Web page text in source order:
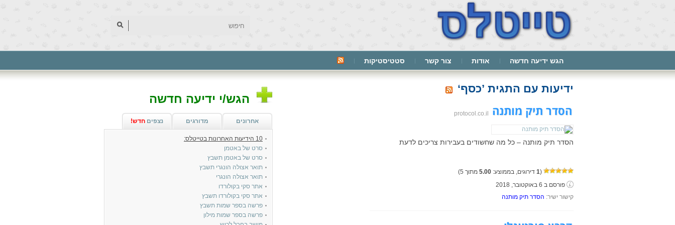
הגש ידיעה חדשה אודות צור קשר סטטיסטיקות
ידיעות עם התגית ’כסף‘
הסדר תיק מותנה protocol.co.il
הסדר תיק מותנה – כל מה שחשודים בעבירות צריכים לדעת
(
1 דירוגים, בממוצע: 5.00 מתוך 5)
פורסם ב 6 באוקטובר, 2018
קישור ישיר: הסדר תיק מותנה
הגש/י ידיעה חדשה
אחרונים מדורגים נצפים חדש!
10 הידיעות האחרונות בטייטלס:
סרט של באטמן
סרט של באטמן תשבץ
תואר אצולה הונגרי תשבץ
תואר אצולה הונגרי
אתר סקי בקולורדו
אתר סקי בקולורדו תשבץ
פרשה בספר שמות תשבץ
פרשה בספר שמות מילון